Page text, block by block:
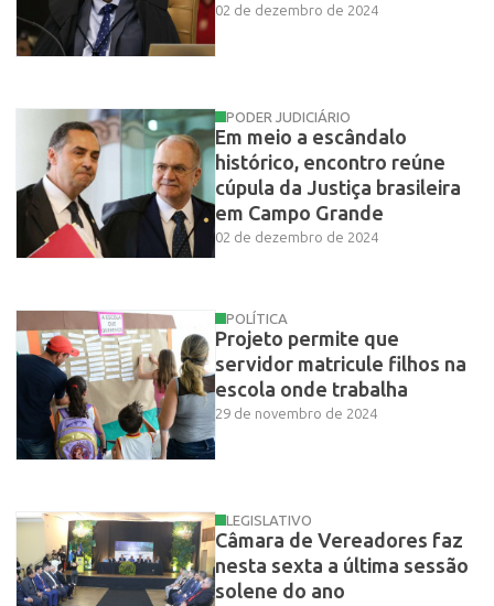
02 de dezembro de 2024
PODER JUDICIÁRIO
Em meio a escândalo
histórico, encontro reúne
cúpula da Justiça brasileira
em Campo Grande
02 de dezembro de 2024
POLÍTICA
Projeto permite que
servidor matricule filhos na
escola onde trabalha
29 de novembro de 2024
LEGISLATIVO
Câmara de Vereadores faz
nesta sexta a última sessão
solene do ano